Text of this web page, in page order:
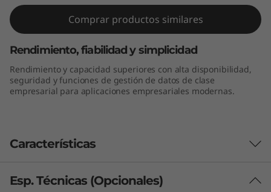
b
d
ThinkSystem DE6000H Hybrid Flash
Array
Comprar productos similares
Rendimiento, fiabilidad y simplicidad
Rendimiento y capacidad superiores con alta disponibilidad,
seguridad y funciones de gestión de datos de clase
empresarial para aplicaciones empresariales modernas.
Características
Rendimiento y disponibilidad
Esp. Técnicas (Opcionales)